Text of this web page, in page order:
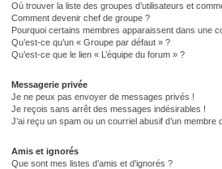
Où trouver la liste des groupes d’utilisateurs et
Comment devenir chef de groupe ?
Pourquoi certains membres apparaissent dans une
Qu’est-ce qu’un « Groupe par défaut » ?
Qu’est-ce que le lien « L’équipe du forum » ?
Messagerie privée
Je ne peux pas envoyer de messages privés !
Je reçois sans arrêt des messages indésirables !
J’ai reçu un spam ou un courriel abusif d’un membre
Amis et ignorés
Que sont mes listes d’amis et d’ignorés ?